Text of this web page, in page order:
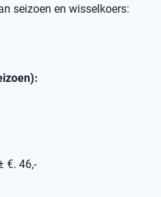
seizoen en wisselkoers:
€. 46,-